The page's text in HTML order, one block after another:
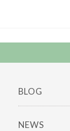
BLOG
NEWS